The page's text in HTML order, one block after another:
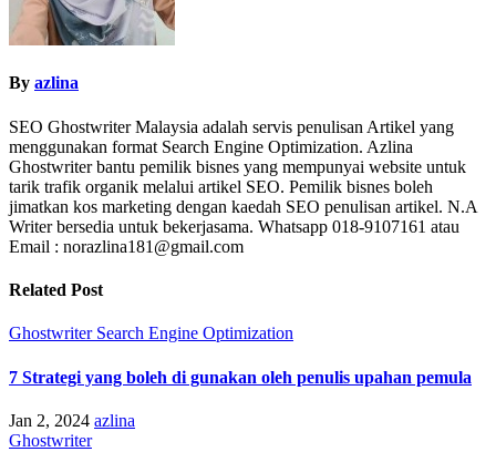
By azlina
SEO Ghostwriter Malaysia adalah servis penulisan Artikel yang
menggunakan format Search Engine Optimization. Azlina
Ghostwriter bantu pemilik bisnes yang mempunyai website untuk
tarik trafik organik melalui artikel SEO. Pemilik bisnes boleh
jimatkan kos marketing dengan kaedah SEO penulisan artikel. N.A
Writer bersedia untuk bekerjasama. Whatsapp 018-9107161 atau
Email : norazlina181@gmail.com
Related Post
Ghostwriter Search Engine Optimization
7 Strategi yang boleh di gunakan oleh penulis upahan pemula
Jan 2, 2024 azlina
Ghostwriter